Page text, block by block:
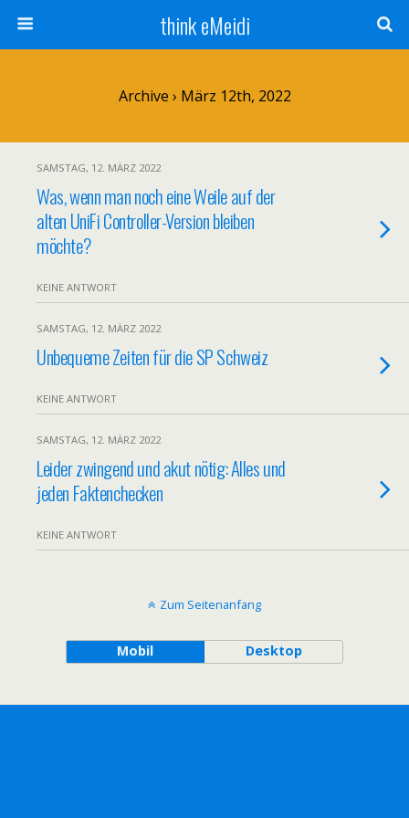
think eMeidi
Archive › März 12th, 2022
SAMSTAG, 12. MÄRZ 2022
Was, wenn man noch eine Weile auf der
alten UniFi Controller-Version bleiben
möchte?
KEINE ANTWORT
SAMSTAG, 12. MÄRZ 2022
Unbequeme Zeiten für die SP Schweiz
KEINE ANTWORT
SAMSTAG, 12. MÄRZ 2022
Leider zwingend und akut nötig: Alles und
jeden Faktenchecken
KEINE ANTWORT
Zum Seitenanfang
Mobil Desktop